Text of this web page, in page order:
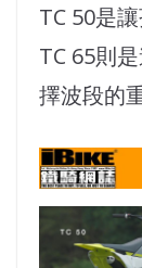
TC 50是
TC 65則
擇波段的